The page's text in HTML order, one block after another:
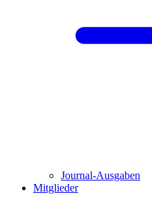
Journal-Ausgaben
Mitglieder